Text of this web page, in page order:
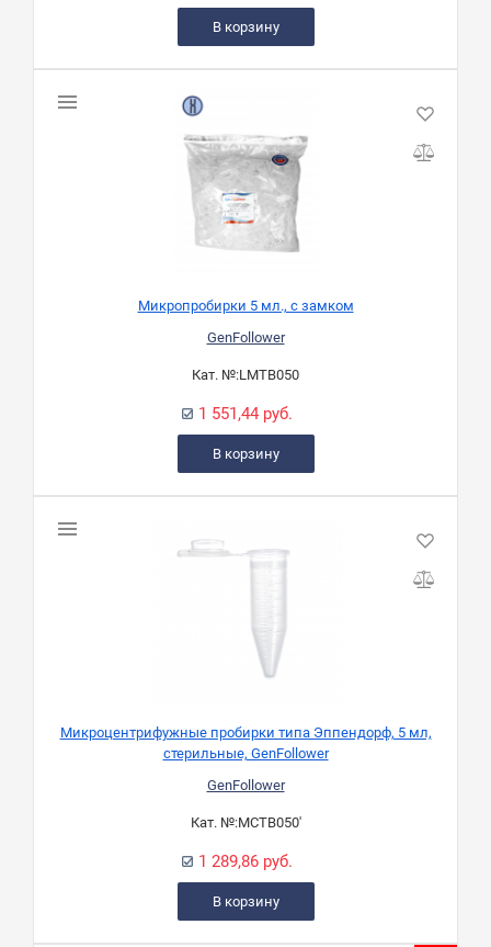
В корзину
Микропробирки 5 мл., с замком
GenFollower
Кат. №:LMTB050
1 551,44 руб.
В корзину
Микроцентрифужные пробирки типа Эппендорф, 5 мл,
стерильные, GenFollower
GenFollower
Кат. №:MCTB050'
1 289,86 руб.
В корзину